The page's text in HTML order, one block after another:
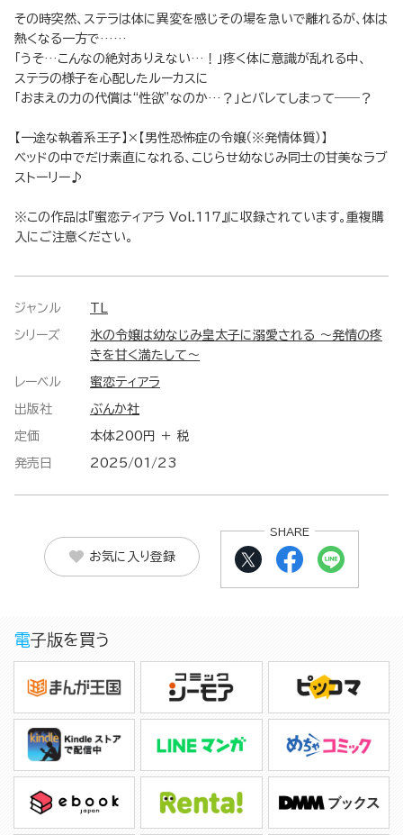
その時突然、ステラは体に異変を感じその場を急いで離れるが、体は
熱くなる一方で……
「うそ…こんなの絶対ありえない…！」疼く体に意識が乱れる中、
ステラの様子を心配したルーカスに
「おまえの力の代償は“性欲”なのか…？」とバレてしまって――？
【一途な執着系王子】×【男性恐怖症の令嬢（※発情体質）】
ベッドの中でだけ素直になれる、こじらせ幼なじみ同士の甘美なラブ
ストーリー♪
※この作品は『蜜恋ティアラ Vol.117』に収録されています。重複購
入にご注意ください。
ジャンル
シリーズ
氷の令嬢は幼なじみ皇太子に溺愛される ～発情の疼
きを甘く満たして～
レーベル 蜜恋ティアラ
出版社 ぶんか社
定価 本体200円 ＋ 税
発売日 2025/01/23
お気に入り登録
SHARE
電子版を買う